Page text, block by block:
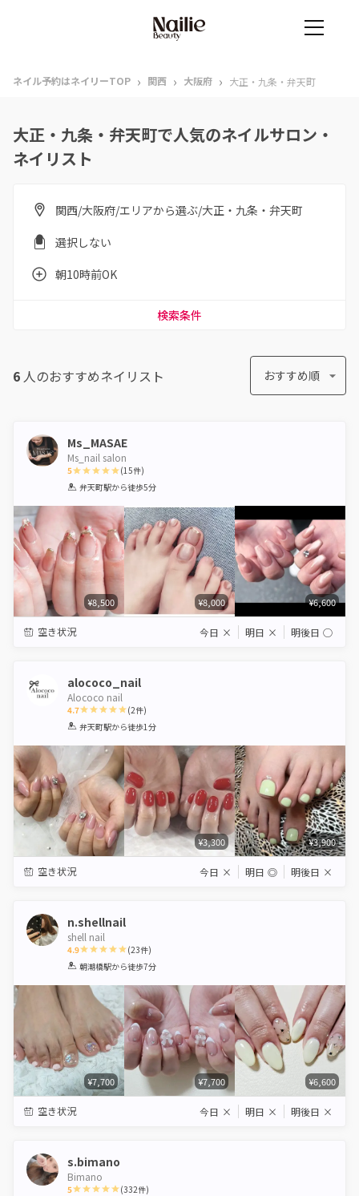
ネイル予約はネイリーTOP › 関西 › 大阪府 › 大正・九条・弁天町
大正・九条・弁天町で人気のネイルサロン・
ネイリスト
関西/大阪府/エリアから選ぶ/大正・九条・弁天町
選択しない
朝10時前OK
検索条件
6 人のおすすめネイリスト おすすめ順
Ms_MASAE
Ms_nail salon
5
1 2 3 4 5
(15件)
弁天町駅から徒歩5分
¥8,500 ¥8,000 ¥6,600
空き状況 今日 × 明日 × 明後日 ◯
alococo_nail
Alococo nail
4.7
1 2 3 4 5
(2件)
弁天町駅から徒歩1分
¥3,300 ¥3,900
空き状況 今日 × 明日 ◎ 明後日 ×
n.shellnail
shell nail
4.9
1 2 3 4 5
(23件)
朝潮橋駅から徒歩7分
¥7,700 ¥7,700 ¥6,600
空き状況 今日 × 明日 × 明後日 ×
s.bimano
Bimano
5 (332件)